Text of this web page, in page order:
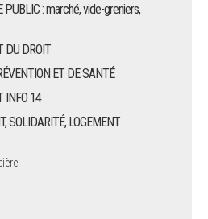
PUBLIC : marché, vide-greniers,
DU DROIT
ET DE SANTÉ
INFO 14
SOLIDARITÉ, LOGEMENT